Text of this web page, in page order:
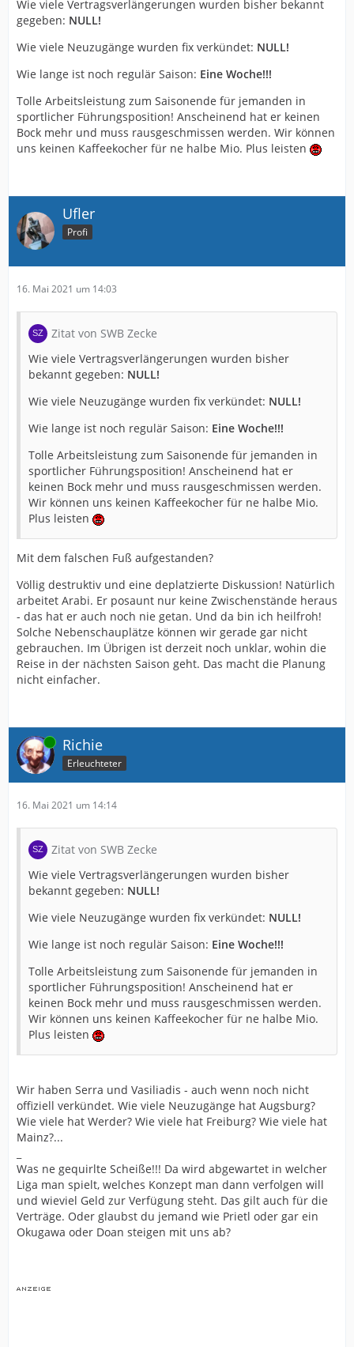
Wie viele Vertragsverlängerungen wurden bisher bekannt
gegeben: NULL!
Wie viele Neuzugänge wurden fix verkündet: NULL!
Wie lange ist noch regulär Saison: Eine Woche!!!
Tolle Arbeitsleistung zum Saisonende für jemanden in
sportlicher Führungsposition! Anscheinend hat er keinen
Bock mehr und muss rausgeschmissen werden. Wir können
uns keinen Kaffeekocher für ne halbe Mio. Plus leisten
Ufler
Profi
16. Mai 2021 um 14:03
Zitat von SWB Zecke
Wie viele Vertragsverlängerungen wurden bisher
bekannt gegeben: NULL!
Wie viele Neuzugänge wurden fix verkündet: NULL!
Wie lange ist noch regulär Saison: Eine Woche!!!
Tolle Arbeitsleistung zum Saisonende für jemanden in
sportlicher Führungsposition! Anscheinend hat er
keinen Bock mehr und muss rausgeschmissen werden.
Wir können uns keinen Kaffeekocher für ne halbe Mio.
Plus leisten
Mit dem falschen Fuß aufgestanden?
Völlig destruktiv und eine deplatzierte Diskussion! Natürlich
arbeitet Arabi. Er posaunt nur keine Zwischenstände heraus
- das hat er auch noch nie getan. Und da bin ich heilfroh!
Solche Nebenschauplätze können wir gerade gar nicht
gebrauchen. Im Übrigen ist derzeit noch unklar, wohin die
Reise in der nächsten Saison geht. Das macht die Planung
nicht einfacher.
Online Richie
Erleuchteter
16. Mai 2021 um 14:14
Zitat von SWB Zecke
Wie viele Vertragsverlängerungen wurden bisher
bekannt gegeben: NULL!
Wie viele Neuzugänge wurden fix verkündet: NULL!
Wie lange ist noch regulär Saison: Eine Woche!!!
Tolle Arbeitsleistung zum Saisonende für jemanden in
sportlicher Führungsposition! Anscheinend hat er
keinen Bock mehr und muss rausgeschmissen werden.
Wir können uns keinen Kaffeekocher für ne halbe Mio.
Plus leisten
Wir haben Serra und Vasiliadis - auch wenn noch nicht
offiziell verkündet. Wie viele Neuzugänge hat Augsburg?
Wie viele hat Werder? Wie viele hat Freiburg? Wie viele hat
Mainz?...
Was ne gequirlte Scheiße!!! Da wird abgewartet in welcher
Liga man spielt, welches Konzept man dann verfolgen will
und wieviel Geld zur Verfügung steht. Das gilt auch für die
Verträge. Oder glaubst du jemand wie Prietl oder gar ein
Okugawa oder Doan steigen mit uns ab?